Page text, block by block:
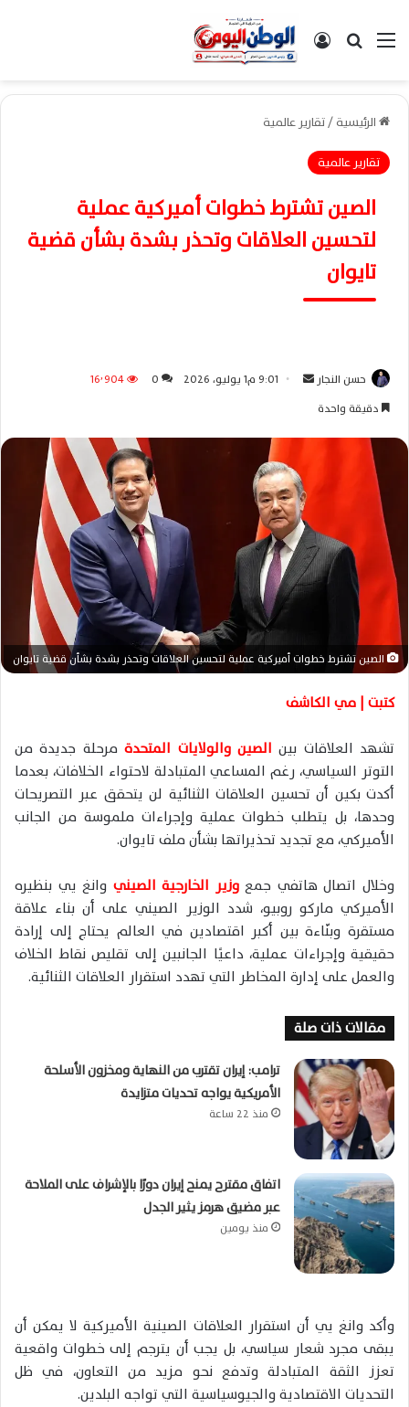
القائمةبحث عن تسجيل الدخول
الرئيسية/تقارير عالمية
تقارير عالمية
الصين تشترط خطوات أميركية عملية
لتحسين العلاقات وتحذر بشدة بشأن قضية
تايوان
حسن النجار
ر
ي
د
ا
إ
ر
ن
9:01 م1 يوليو، 2026 0
16٬904
دقيقة واحدة
الصين تشترط خطوات أميركية عملية لتحسين العلاقات وتحذر بشدة بشأن قضية تايوان
كتبت | مي الكاشف
تشهد العلاقات بينالصين والولايات المتحدةمرحلة جديدة من
التوتر السياسي، رغم المساعي المتبادلة لاحتواء الخلافات، بعدما
أكدت بكين أن تحسين العلاقات الثنائية لن يتحقق عبر التصريحات
وحدها، بل يتطلب خطوات عملية وإجراءات ملموسة من الجانب
الأميركي، مع تجديد تحذيراتها بشأن ملف تايوان.
وخلال اتصال هاتفي جمعوزير الخارجية الصيني وانغ يي بنظيره
الأميركي ماركو روبيو، شدد الوزير الصيني على أن بناء علاقة
مستقرة وبنّاءة بين أكبر اقتصادين في العالم يحتاج إلى إرادة
حقيقية وإجراءات عملية، داعيًا الجانبين إلى تقليص نقاط الخلاف
والعمل على إدارة المخاطر التي تهدد استقرار العلاقات الثنائية.
مقالات ذات صلة
ترامب: إيران تقترب من النهاية ومخزون الأسلحة
الأمريكية يواجه تحديات متزايدة
منذ 22 ساعة
اتفاق مقترح يمنح إيران دورًا بالإشراف على الملاحة
عبر مضيق هرمز يثير الجدل
منذ يومين
وأكد وانغ يي أن استقرار العلاقات الصينية الأميركية لا يمكن أن
يبقى مجرد شعار سياسي، بل يجب أن يترجم إلى خطوات واقعية
تعزز الثقة المتبادلة وتدفع نحو مزيد من التعاون، في ظل
التحديات الاقتصادية والجيوسياسية التي تواجه البلدين.